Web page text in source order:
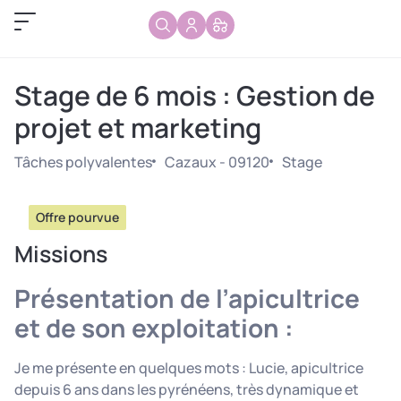
Stage de 6 mois : Gestion de
projet et marketing
Tâches polyvalentes Cazaux - 09120 Stage
Offre pourvue
Missions
Présentation de l’apicultrice
et de son exploitation :
Je me présente en quelques mots : Lucie, apicultrice
depuis 6 ans dans les pyrénéens, très dynamique et